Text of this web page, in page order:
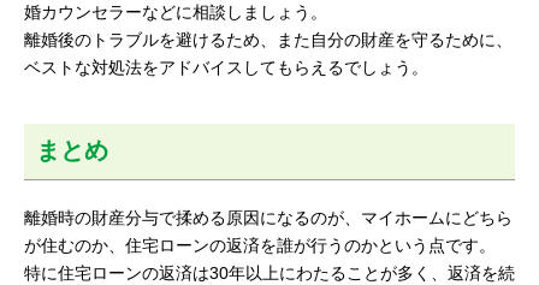
婚カウンセラーなどに相談しましょう。
離婚後のトラブルを避けるため、また自分の財産を守るために、
ベストな対処法をアドバイスしてもらえるでしょう。
まとめ
離婚時の財産分与で揉める原因になるのが、マイホームにどちら
が住むのか、住宅ローンの返済を誰が行うのかという点です。
特に住宅ローンの返済は30年以上にわたることが多く、返済を続